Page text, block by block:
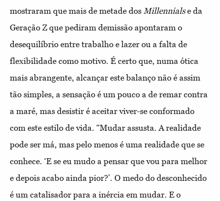
mostraram que mais de metade dos Millennialse da
Geração Z que pediram demissão apontaram o
desequilíbrio entre trabalho e lazer ou a falta de
flexibilidade como motivo. É certo que, numa ótica
mais abrangente, alcançar este balanço não é assim
tão simples, a sensação é um pouco a de remar contra
a maré, mas desistir é aceitar viver-se conformado
com este estilo de vida. “Mudar assusta. A realidade
pode ser má, mas pelo menos é uma realidade que se
conhece. ‘E se eu mudo a pensar que vou para melhor
e depois acabo ainda pior?’. O medo do desconhecido
é um catalisador para a inércia em mudar. E o